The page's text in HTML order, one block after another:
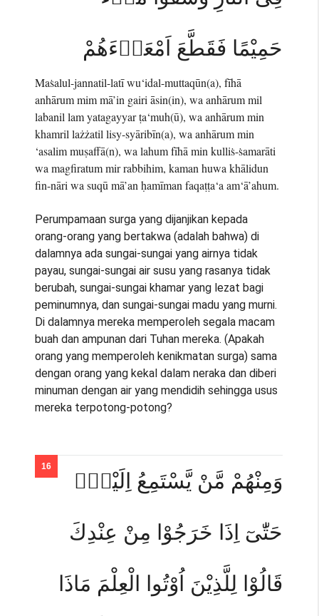
حَمِيْمًا فَقَطَّعَ اَمْعَاۤءَهُمْ
Maṡalul-jannatil-latī wu‘idal-muttaqūn(a), fīhā
anhārum mim mā’in gairi āsin(in), wa anhārum mil
labanil lam yatagayyar ṭa‘muh(ū), wa anhārum min
khamril lażżatil lisy-syāribīn(a), wa anhārum min
‘asalim muṣaffā(n), wa lahum fīhā min kulliṡ-ṡamarāti
wa magfiratum mir rabbihim, kaman huwa khālidun
fin-nāri wa suqū mā’an ḥamīman faqaṭṭa‘a am‘ā’ahum.
Perumpamaan surga yang dijanjikan kepada
orang-orang yang bertakwa (adalah bahwa) di
dalamnya ada sungai-sungai yang airnya tidak
payau, sungai-sungai air susu yang rasanya tidak
berubah, sungai-sungai khamar yang lezat bagi
peminumnya, dan sungai-sungai madu yang murni.
Di dalamnya mereka memperoleh segala macam
buah dan ampunan dari Tuhan mereka. (Apakah
orang yang memperoleh kenikmatan surga) sama
dengan orang yang kekal dalam neraka dan diberi
minuman dengan air yang mendidih sehingga usus
mereka terpotong-potong?
وَمِنْهُمْ مَّنْ يَّسْتَمِعُ اِلَيْكَۚ
حَتّٰىٓ اِذَا خَرَجُوْا مِنْ عِنْدِكَ
قَالُوْا لِلَّذِيْنَ اُوْتُوا الْعِلْمَ مَاذَا